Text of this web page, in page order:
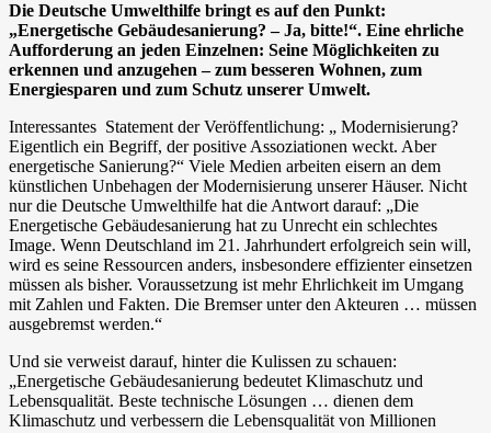
Die Deutsche Umwelthilfe bringt es auf den Punkt:
„Energetische Gebäudesanierung? – Ja, bitte!“. Eine ehrliche
Aufforderung an jeden Einzelnen: Seine Möglichkeiten zu
erkennen und anzugehen – zum besseren Wohnen, zum
Energiesparen und zum Schutz unserer Umwelt.
Interessantes Statement der Veröffentlichung: „ Modernisierung?
Eigentlich ein Begriff, der positive Assoziationen weckt. Aber
energetische Sanierung?“ Viele Medien arbeiten eisern an dem
künstlichen Unbehagen der Modernisierung unserer Häuser. Nicht
nur die Deutsche Umwelthilfe hat die Antwort darauf: „Die
Energetische Gebäudesanierung hat zu Unrecht ein schlechtes
Image. Wenn Deutschland im 21. Jahrhundert erfolgreich sein will,
wird es seine Ressourcen anders, insbesondere effizienter einsetzen
müssen als bisher. Voraussetzung ist mehr Ehrlichkeit im Umgang
mit Zahlen und Fakten. Die Bremser unter den Akteuren … müssen
ausgebremst werden.“
Und sie verweist darauf, hinter die Kulissen zu schauen:
„Energetische Gebäudesanierung bedeutet Klimaschutz und
Lebensqualität. Beste technische Lösungen … dienen dem
Klimaschutz und verbessern die Lebensqualität von Millionen